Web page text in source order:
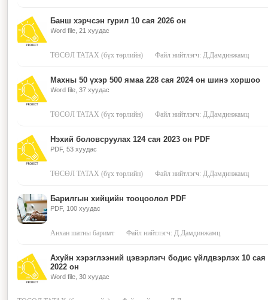
Банш хэрчсэн гурил 10 сая 2026 он
Word file, 21 хуудас
ТӨСӨЛ ТАТАХ (бүх төрлийн) Файл нийтлэгч: Д.Дамдинжамц
Махны 50 үхэр 500 ямаа 228 сая 2024 он шинэ хоршоо
Word file, 37 хуудас
ТӨСӨЛ ТАТАХ (бүх төрлийн) Файл нийтлэгч: Д.Дамдинжамц
Нэхий боловсруулах 124 сая 2023 он PDF
PDF, 53 хуудас
ТӨСӨЛ ТАТАХ (бүх төрлийн) Файл нийтлэгч: Д.Дамдинжамц
Барилгын хийцийн тооцоолол PDF
PDF, 100 хуудас
Анхан шатны баримт Файл нийтлэгч: Д.Дамдинжамц
Ахуйн хэрэглээний цэвэрлэгч бодис үйлдвэрлэх 10 сая
2022 он
Word file, 30 хуудас